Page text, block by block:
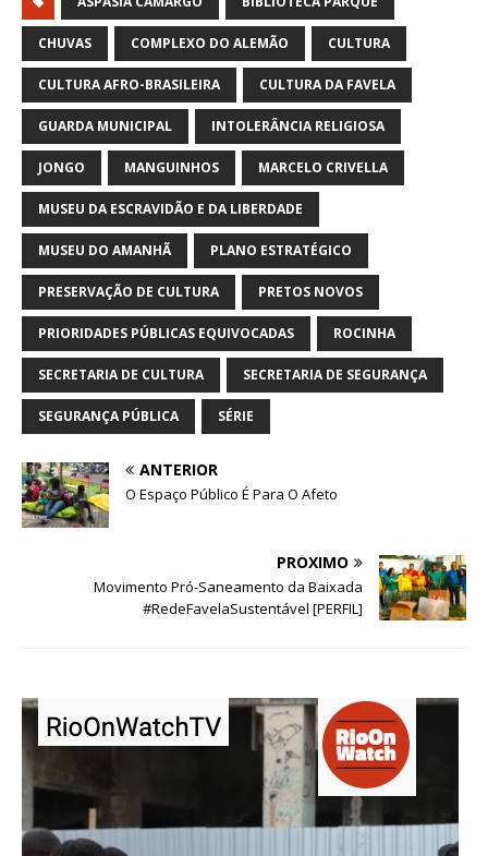
CHUVAS COMPLEXO DO ALEMÃO CULTURA
CULTURA AFRO-BRASILEIRA CULTURA DA FAVELA
GUARDA MUNICIPAL INTOLERÂNCIA RELIGIOSA
JONGO MANGUINHOS MARCELO CRIVELLA
MUSEU DA ESCRAVIDÃO E DA LIBERDADE
MUSEU DO AMANHÃ PLANO ESTRATÉGICO
PRESERVAÇÃO DE CULTURA PRETOS NOVOS
PRIORIDADES PÚBLICAS EQUIVOCADAS ROCINHA
SECRETARIA DE CULTURA SECRETARIA DE SEGURANÇA
SEGURANÇA PÚBLICA SÉRIE
ANTERIOR
O Espaço Público É Para O Afeto
PRÓXIMO
Movimento Pró-Saneamento da Baixada
#RedeFavelaSustentável [PERFIL]